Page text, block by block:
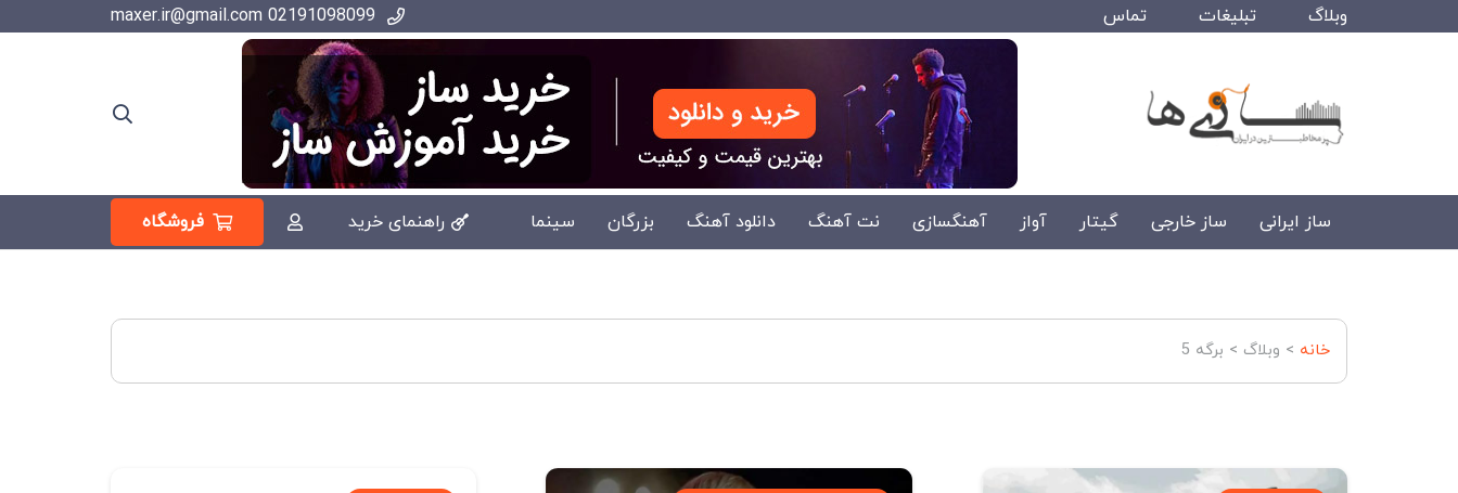
وبلاگ تبلیغات تماس
ساز ایرانی ساز خارجی گیتار آواز آهنگسازی نت آهنگ دانلود آهنگ بزرگان سینما راهنمای خرید فروشگاه
خانه > وبلاگ > برگه 5